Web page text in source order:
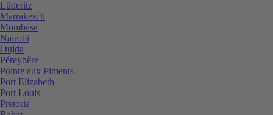
Lüderitz
Marrakesch
Mombasa
Nairobi
Oujda
Péreybère
Pointe aux Piments
Port Elizabeth
Port Louis
Pretoria